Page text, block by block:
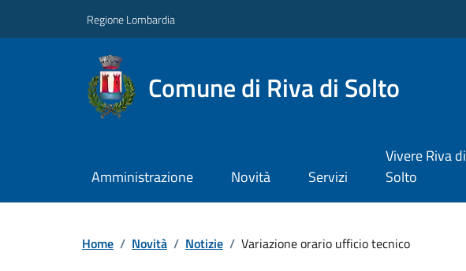
Regione Lombardia
Comune di Riva di Solto
Amministrazione Novità Servizi
Vivere Riva di
Solto
Home / Novità / Notizie / Variazione orario ufficio tecnico